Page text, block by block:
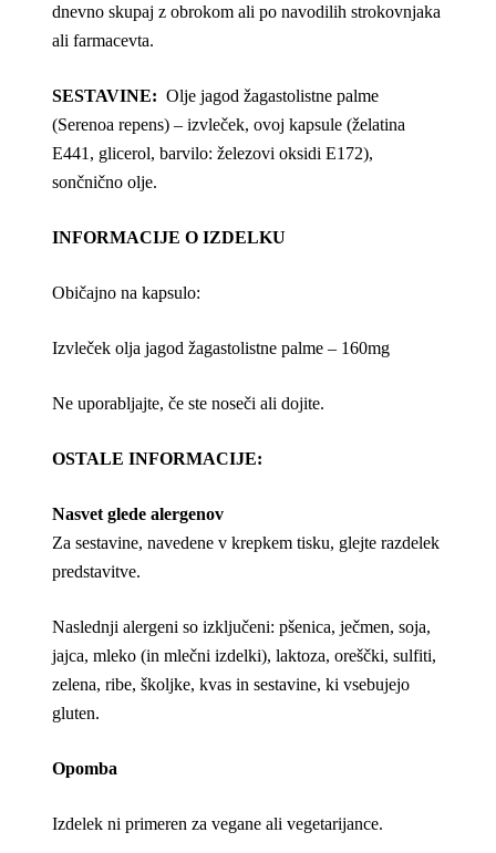
dnevno skupaj z obrokom ali po navodilih strokovnjaka
ali farmacevta.
SESTAVINE: Olje jagod žagastolistne palme
(Serenoa repens) – izvleček, ovoj kapsule (želatina
E441, glicerol, barvilo: železovi oksidi E172),
sončnično olje.
INFORMACIJE O IZDELKU
Običajno na kapsulo:
Izvleček olja jagod žagastolistne palme – 160mg
Ne uporabljajte, če ste noseči ali dojite.
OSTALE INFORMACIJE:
Nasvet glede alergenov
Za sestavine, navedene v krepkem tisku, glejte razdelek
predstavitve.
Naslednji alergeni so izključeni: pšenica, ječmen, soja,
jajca, mleko (in mlečni izdelki), laktoza, oreščki, sulfiti,
zelena, ribe, školjke, kvas in sestavine, ki vsebujejo
gluten.
Opomba
Izdelek ni primeren za vegane ali vegetarijance.